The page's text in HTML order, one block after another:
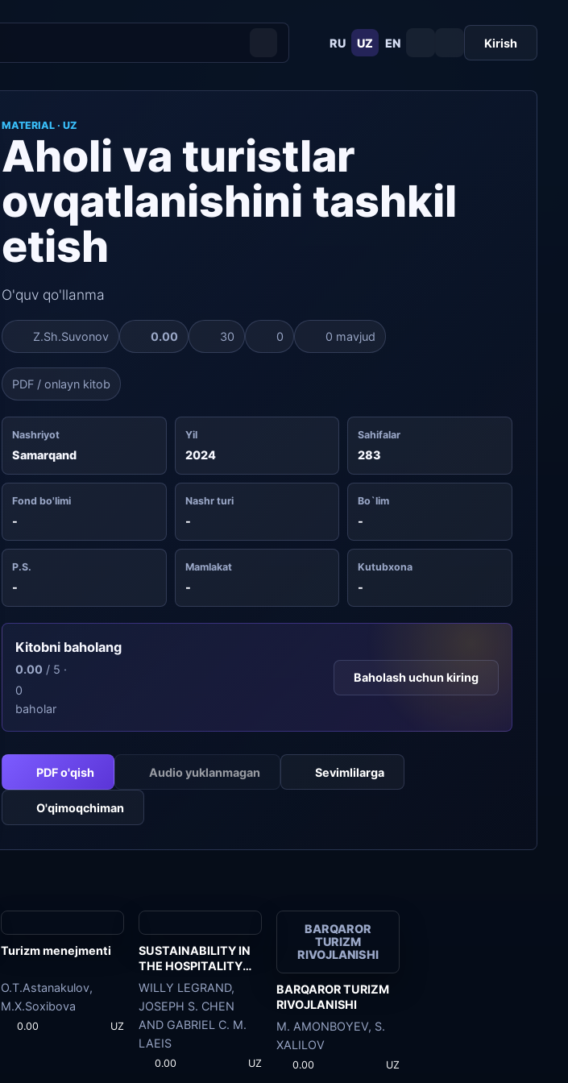
RU UZ EN Kirish
MATERIAL · UZ
Aholi va turistlar
ovqatlanishini tashkil
etish
O'quv qo'llanma
Z.Sh.Suvonov 0.00 30 0 0 mavjud
PDF / onlayn kitob
Nashriyot
Samarqand
Yil
2024
Sahifalar
283
Fond bo'limi
-
Nashr turi
-
Bo`lim
-
P.S.
-
Mamlakat
-
Kutubxona
-
Kitobni baholang
0.00 / 5 ·
0
baholar
Baholash uchun kiring
PDF o'qish Audio yuklanmagan Sevimlilarga
O'qimoqchiman
Turizm menejmenti
O.T.Astanakulov,
M.X.Soxibova
0.00 UZ
SUSTAINABILITY IN
THE HOSPITALITY
INDUSTRY
WILLY LEGRAND,
JOSEPH S. CHEN
AND GABRIEL C. M.
LAEIS
0.00 UZ
BARQAROR
TURIZM
RIVOJLANISHI
BARQAROR TURIZM
RIVOJLANISHI
M. AMONBOYEV, S.
XALILOV
0.00 UZ